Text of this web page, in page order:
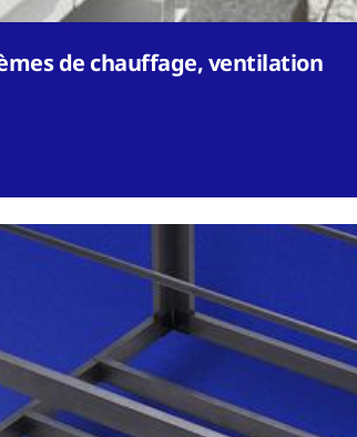
de chauffage, ventilation